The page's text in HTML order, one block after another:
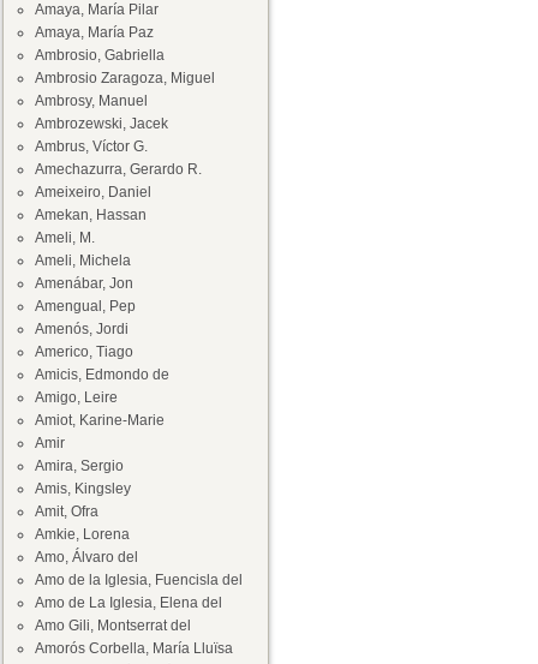
Amaya, María Pilar
Amaya, María Paz
Ambrosio, Gabriella
Ambrosio Zaragoza, Miguel
Ambrosy, Manuel
Ambrozewski, Jacek
Ambrus, Víctor G.
Amechazurra, Gerardo R.
Ameixeiro, Daniel
Amekan, Hassan
Ameli, M.
Ameli, Michela
Amenábar, Jon
Amengual, Pep
Amenós, Jordi
Americo, Tiago
Amicis, Edmondo de
Amigo, Leire
Amiot, Karine-Marie
Amir
Amira, Sergio
Amis, Kingsley
Amit, Ofra
Amkie, Lorena
Amo, Álvaro del
Amo de la Iglesia, Fuencisla del
Amo de La Iglesia, Elena del
Amo Gili, Montserrat del
Amorós Corbella, María Lluïsa